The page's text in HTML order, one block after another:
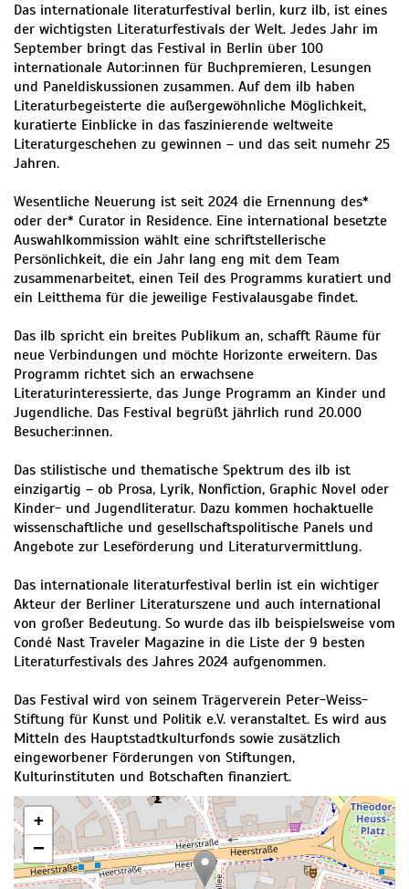
Das internationale literaturfestival berlin, kurz ilb, ist eines
der wichtigsten Literaturfestivals der Welt. Jedes Jahr im
September bringt das Festival in Berlin über 100
internationale Autor:innen für Buchpremieren, Lesungen
und Paneldiskussionen zusammen. Auf dem ilb haben
Literaturbegeisterte die außergewöhnliche Möglichkeit,
kuratierte Einblicke in das faszinierende weltweite
Literaturgeschehen zu gewinnen – und das seit numehr 25
Jahren.
Wesentliche Neuerung ist seit 2024 die Ernennung des*
oder der* Curator in Residence. Eine international besetzte
Auswahlkommission wählt eine schriftstellerische
Persönlichkeit, die ein Jahr lang eng mit dem Team
zusammenarbeitet, einen Teil des Programms kuratiert und
ein Leitthema für die jeweilige Festivalausgabe findet.
Das ilb spricht ein breites Publikum an, schafft Räume für
neue Verbindungen und möchte Horizonte erweitern. Das
Programm richtet sich an erwachsene
Literaturinteressierte, das Junge Programm an Kinder und
Jugendliche. Das Festival begrüßt jährlich rund 20.000
Besucher:innen.
Das stilistische und thematische Spektrum des ilb ist
einzigartig – ob Prosa, Lyrik, Nonfiction, Graphic Novel oder
Kinder- und Jugendliteratur. Dazu kommen hochaktuelle
wissenschaftliche und gesellschaftspolitische Panels und
Angebote zur Leseförderung und Literaturvermittlung.
Das internationale literaturfestival berlin ist ein wichtiger
Akteur der Berliner Literaturszene und auch international
von großer Bedeutung. So wurde das ilb beispielsweise vom
Condé Nast Traveler Magazine in die Liste der 9 besten
Literaturfestivals des Jahres 2024 aufgenommen.
Das Festival wird von seinem Trägerverein Peter-Weiss-
Stiftung für Kunst und Politik e.V. veranstaltet. Es wird aus
Mitteln des Hauptstadtkulturfonds sowie zusätzlich
eingeworbener Förderungen von Stiftungen,
Kulturinstituten und Botschaften finanziert.
+
−